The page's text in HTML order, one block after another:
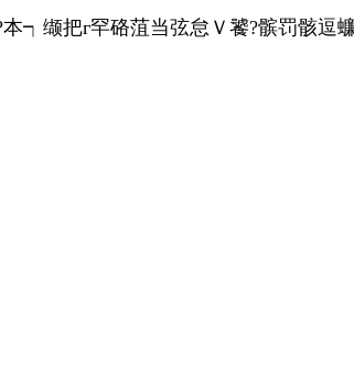
缬把г罕硌菹当弦怠Ｖ饕?髌罚骸逗蠊